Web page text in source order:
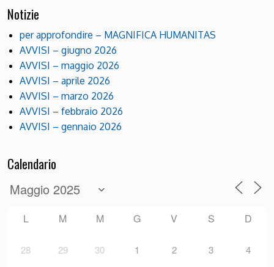
Notizie
per approfondire – MAGNIFICA HUMANITAS
AVVISI – giugno 2026
AVVISI – maggio 2026
AVVISI – aprile 2026
AVVISI – marzo 2026
AVVISI – febbraio 2026
AVVISI – gennaio 2026
Calendario
L M M G V S D
28 29 30 1 2 3 4